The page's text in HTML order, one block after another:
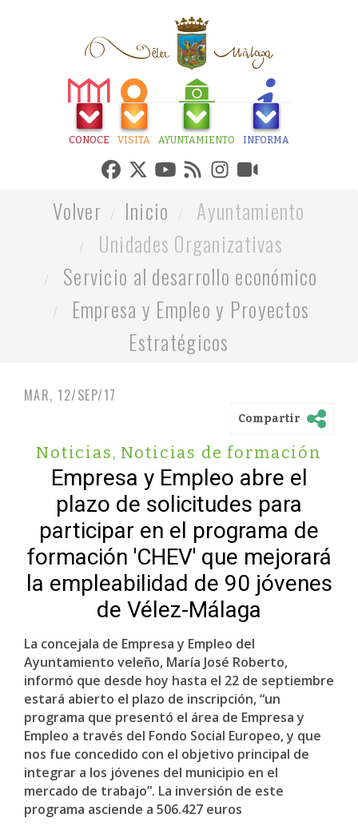
CONOCE VISITA AYUNTAMIENTO INFORMA
Volver Inicio
Ayuntamiento
Unidades Organizativas
Servicio al desarrollo económico
Empresa y Empleo y Proyectos
Estratégicos
MAR, 12/SEP/17
Compartir
Noticias, Noticias de formación
Empresa y Empleo abre el
plazo de solicitudes para
participar en el programa de
formación 'CHEV' que mejorará
la empleabilidad de 90 jóvenes
de Vélez-Málaga
La concejala de Empresa y Empleo del
Ayuntamiento veleño, María José Roberto,
informó que desde hoy hasta el 22 de septiembre
estará abierto el plazo de inscripción, “un
programa que presentó el área de Empresa y
Empleo a través del Fondo Social Europeo, y que
nos fue concedido con el objetivo principal de
integrar a los jóvenes del municipio en el
mercado de trabajo”. La inversión de este
programa asciende a 506.427 euros